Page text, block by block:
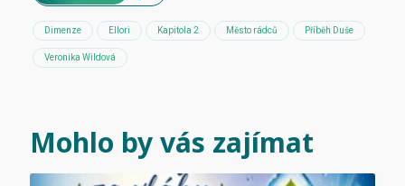
Dimenze Ellori Kapitola 2 Město rádců Příběh Duše
Veronika Wildová
Mohlo by vás zajímat